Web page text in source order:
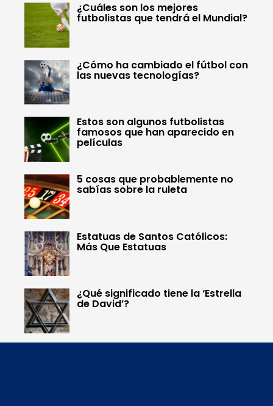
¿Cuáles son los mejores
futbolistas que tendrá el Mundial?
¿Cómo ha cambiado el fútbol con
las nuevas tecnologías?
Estos son algunos futbolistas
famosos que han aparecido en
películas
5 cosas que probablemente no
sabías sobre la ruleta
Estatuas de Santos Católicos:
Más Que Estatuas
¿Qué significado tiene la ‘Estrella
de David’?